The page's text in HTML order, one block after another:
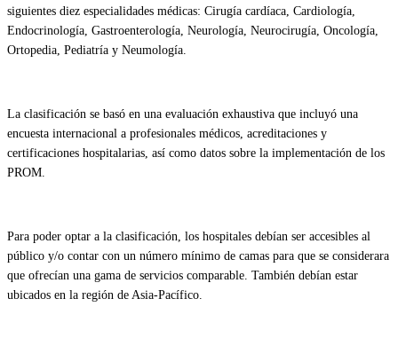
siguientes diez especialidades médicas: Cirugía cardíaca, Cardiología,
Endocrinología, Gastroenterología, Neurología, Neurocirugía, Oncología,
Ortopedia, Pediatría y Neumología.
La clasificación se basó en una evaluación exhaustiva que incluyó una
encuesta internacional a profesionales médicos, acreditaciones y
certificaciones hospitalarias, así como datos sobre la implementación de los
PROM.
Para poder optar a la clasificación, los hospitales debían ser accesibles al
público y/o contar con un número mínimo de camas para que se considerara
que ofrecían una gama de servicios comparable. También debían estar
ubicados en la región de Asia-Pacífico.